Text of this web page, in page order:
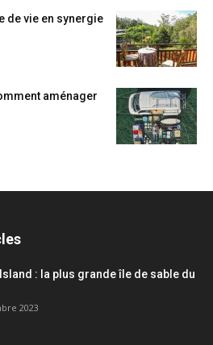
de vie en synergie
aménager
: la plus grande île de sable du
2023